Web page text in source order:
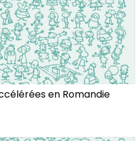
en Romandie